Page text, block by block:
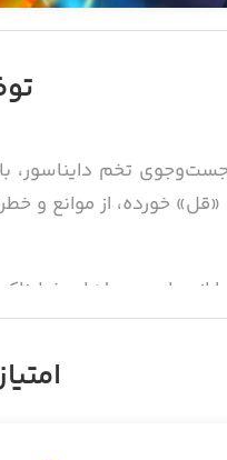
تخم دایناسور،
خورده، از موانع و
را از میان محیط‌های